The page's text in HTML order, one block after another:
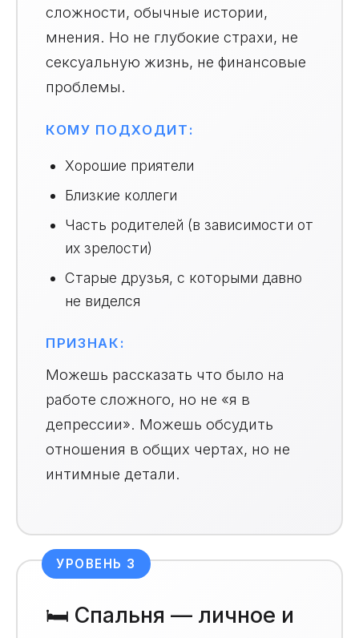
сложности, обычные истории,
мнения. Но не глубокие страхи, не
сексуальную жизнь, не финансовые
проблемы.
КОМУ ПОДХОДИТ:
Хорошие приятели
Близкие коллеги
Часть родителей (в зависимости от
их зрелости)
Старые друзья, с которыми давно
не виделся
ПРИЗНАК:
Можешь рассказать что было на
работе сложного, но не «я в
депрессии». Можешь обсудить
отношения в общих чертах, но не
интимные детали.
УРОВЕНЬ 3
🛏️ Спальня — личное и